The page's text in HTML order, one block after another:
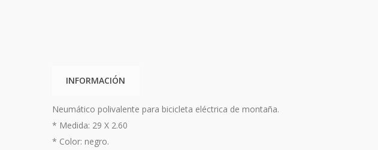
INFORMACIÓN
Neumático polivalente para bicicleta eléctrica de montaña.
* Medida: 29 X 2.60
* Color: negro.